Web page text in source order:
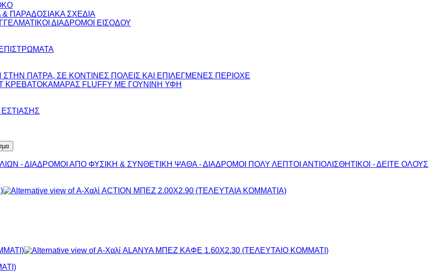
ΠΑΡΑΔΟΣΙΑΚΑ ΣΧΕΔΙΑ
ΔΙΑΔΡΟΜΟΙ ΕΙΣΟΔΟΥ
ΠΑΤΡΑ, ΣΕ ΚΟΝΤΙΝΕΣ ΠΟΛΕΙΣ ΚΑΙ ΕΠΙΛΕΓΜΕΝΕΣ ΠΕΡΙΟΧΕ
ΚΡΕΒΑΤΟΚΑΜΑΡΑΣ FLUFFY ΜΕ ΓΟΥΝΙΝΗ ΥΦΗ
- ΔΙΑΔΡΟΜΟΙ ΑΠΟ ΦΥΣΙΚΗ & ΣΥΝΘΕΤΙΚΗ ΨΑΘΑ - ΔΙΑΔΡΟΜΟΙ ΠΟΛΥ ΛΕΠΤΟΙ ΑΝΤΙΟΛΙΣΘΗΤΙΚΟΙ - ΔΕΙΤΕ ΟΛΟΥΣ